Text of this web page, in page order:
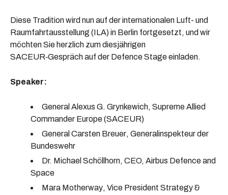
Diese Tradition wird nun auf der internationalen Luft- und
Raumfahrtausstellung (ILA) in Berlin fortgesetzt, und wir
möchten Sie herzlich zum diesjährigen
SACEUR‑Gesprächauf der Defence Stage einladen.
Speaker:
General Alexus G. Grynkewich, Supreme Allied
Commander Europe (SACEUR)
General Carsten Breuer, Generalinspekteur der
Bundeswehr
Dr. Michael Schöllhorn, CEO, Airbus Defence and
Space
Mara Motherway, Vice President Strategy &